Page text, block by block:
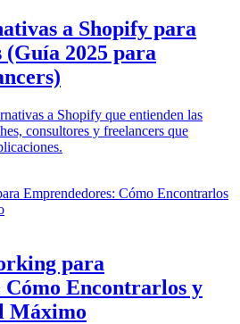
a Shopify para
(Guía 2025 para
a Shopify que entienden las
consultores y freelancers que
para
Encontrarlos y
Máximo